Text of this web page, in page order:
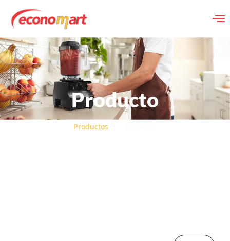
Producto
Productos